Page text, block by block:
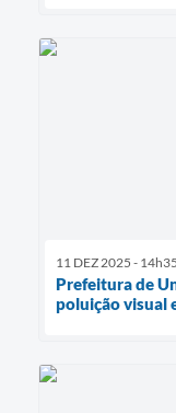
11 DEZ 2025 - 14h35
Prefeitura de
poluição visual